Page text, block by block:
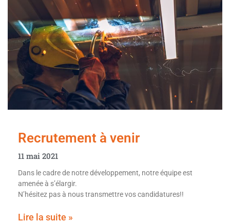
Recrutement à venir
11 mai 2021
Dans le cadre de notre développement, notre équipe est
amenée à s’élargir.
N’hésitez pas à nous transmettre vos candidatures!!
Lire la suite »